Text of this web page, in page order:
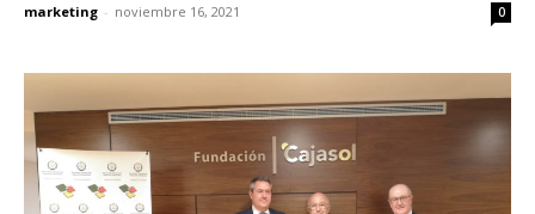
marketing - noviembre 16, 2021 0